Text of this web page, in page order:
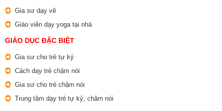
Gia sư dạy vẽ
Giáo viên dạy yoga tại nhà
GIÁO DỤC ĐẶC BIỆT
Gia sư cho trẻ tự kỷ
Cách dạy trẻ chậm nói
Gia sư cho trẻ chậm nói
Trung tâm dạy trẻ tự kỷ, chậm nói